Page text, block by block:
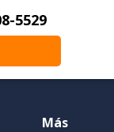
5529
Más